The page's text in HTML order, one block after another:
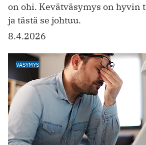
on ohi. Kevätväsymys on hyvin
ja tästä se johtuu.
8.4.2026
VÄSYMYS